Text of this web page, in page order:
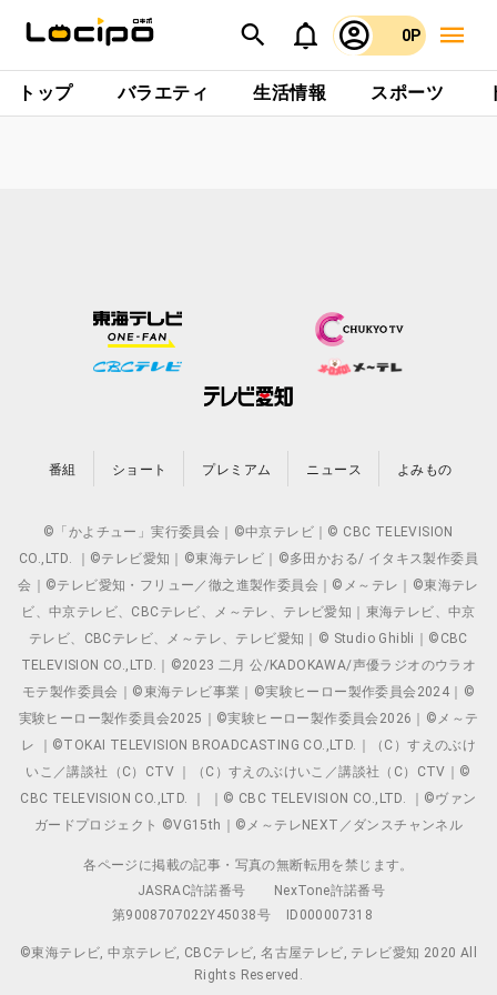
0P
トップ バラエティ 生活情報 スポーツ
番組 ショート プレミアム ニュース よみもの
©「かよチュー」実行委員会｜©中京テレビ｜© CBC TELEVISION
CO.,LTD. ｜©テレビ愛知｜©東海テレビ｜©多田かおる/ イタキス製作委員
会｜©テレビ愛知・フリュー／徹之進製作委員会｜©メ～テレ｜©東海テレ
ビ、中京テレビ、CBCテレビ、メ～テレ、テレビ愛知｜東海テレビ、中京
テレビ、CBCテレビ、メ～テレ、テレビ愛知｜© Studio Ghibli｜©CBC
TELEVISION CO.,LTD.｜©2023 二月 公/KADOKAWA/声優ラジオのウラオ
モテ製作委員会｜©東海テレビ事業｜©実験ヒーロー製作委員会2024｜©
実験ヒーロー製作委員会2025｜©実験ヒーロー製作委員会2026｜©メ～テ
レ ｜©TOKAI TELEVISION BROADCASTING CO.,LTD.｜（C）すえのぶけ
いこ／講談社（C）CTV ｜（C）すえのぶけいこ／講談社（C）CTV｜©
CBC TELEVISION CO.,LTD. ｜ ｜© CBC TELEVISION CO.,LTD. ｜©ヴァン
ガードプロジェクト ©VG15th｜©メ～テレNEXT／ダンスチャンネル
各ページに掲載の記事・写真の無断転用を禁じます。
JASRAC許諾番号
NexTone許諾番号
第9008707022Y45038号
ID000007318
©東海テレビ, 中京テレビ, CBCテレビ, 名古屋テレビ, テレビ愛知 2020 All
Rights Reserved.